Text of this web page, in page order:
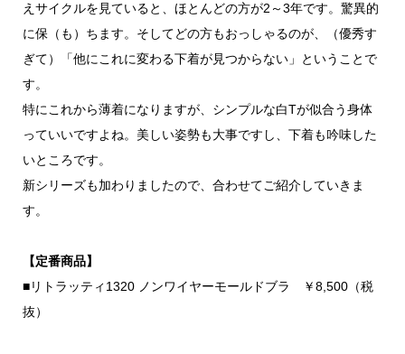
えサイクルを見ていると、ほとんどの方が2～3年です。驚異的
に保（も）ちます。そしてどの方もおっしゃるのが、（優秀す
ぎて）「他にこれに変わる下着が見つからない」ということで
す。
特にこれから薄着になりますが、シンプルな白Tが似合う身体
っていいですよね。美しい姿勢も大事ですし、下着も吟味した
いところです。
新シリーズも加わりましたので、合わせてご紹介していきま
す。
【定番商品】
■リトラッティ1320 ノンワイヤーモールドブラ ￥8,500（税
抜）